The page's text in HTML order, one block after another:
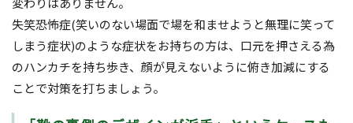
失笑恐怖症(笑いのない場面で場を和ませようと無理に笑って
しまう症状)のような症状をお持ちの方は、口元を押さえる為
のハンカチを持ち歩き、顔が見えないように俯き加減にする
ことで対策を打ちましょう。